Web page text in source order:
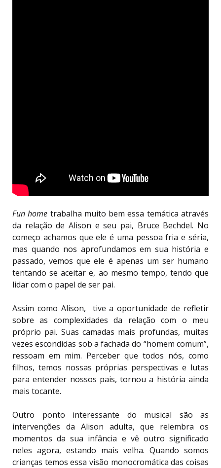
Fun home trabalha muito bem essa temática através
da relação de Alison e seu pai, Bruce Bechdel. No
começo achamos que ele é uma pessoa fria e séria,
mas quando nos aprofundamos em sua história e
passado, vemos que ele é apenas um ser humano
tentando se aceitar e, ao mesmo tempo, tendo que
lidar com o papel de ser pai.
Assim como Alison, tive a oportunidade de refletir
sobre as complexidades da relação com o meu
próprio pai. Suas camadas mais profundas, muitas
vezes escondidas sob a fachada do “homem comum”,
ressoam em mim. Perceber que todos nós, como
filhos, temos nossas próprias perspectivas e lutas
para entender nossos pais, tornou a história ainda
mais tocante.
Outro ponto interessante do musical são as
intervenções da Alison adulta, que relembra os
momentos da sua infância e vê outro significado
neles agora, estando mais velha. Quando somos
crianças temos essa visão monocromática das coisas